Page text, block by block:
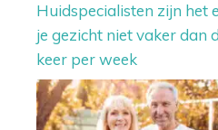
Huidspecialisten zijn het
je gezicht niet vaker dan
keer per week